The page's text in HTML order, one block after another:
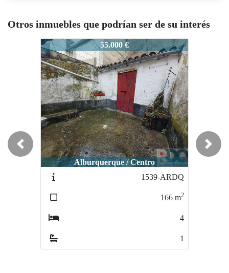
Otros inmuebles que podrían ser de su interés
RDQ-1971
55.000 €
Alburquerque / Centro
RDQ1971-RDQ-1971
110.000 €
Alburquerque / Centro
1887-ARDQ
341m
Previous Next